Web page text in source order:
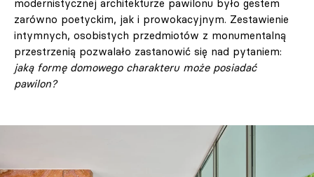
modernistycznej architekturze pawilonu było gestem
zarówno poetyckim, jak i prowokacyjnym. Zestawienie
intymnych, osobistych przedmiotów z monumentalną
przestrzenią pozwalało zastanowić się nad pytaniem:
jaką formę domowego charakteru może posiadać
pawilon?